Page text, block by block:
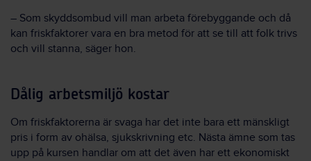
– Som skyddsombud vill man arbeta förebyggande och då
kan friskfaktorer vara en bra metod för att se till att folk trivs
och vill stanna, säger hon.
Dålig arbetsmiljö kostar
Om friskfaktorerna är svaga har det inte bara ett mänskligt
pris i form av ohälsa, sjukskrivning etc. Nästa ämne som tas
upp på kursen handlar om att det även har ett ekonomiskt